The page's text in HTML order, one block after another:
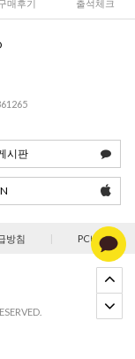
매후기 출석체크
시판
방침 | PC버젼